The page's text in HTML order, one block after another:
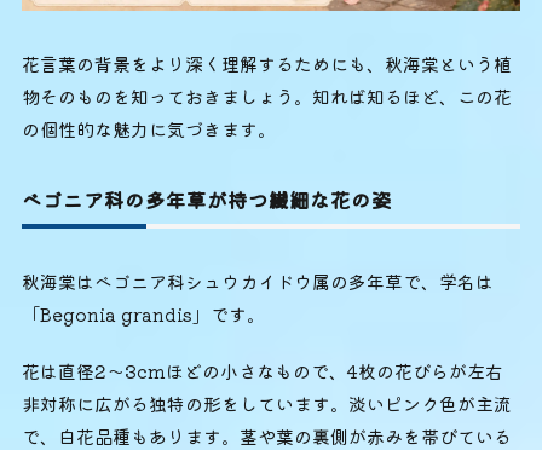
花言葉の背景をより深く理解するためにも、秋海棠という植
物そのものを知っておきましょう。知れば知るほど、この花
の個性的な魅力に気づきます。
ベゴニア科の多年草が持つ繊細な花の姿
秋海棠はベゴニア科シュウカイドウ属の多年草で、学名は
「Begonia grandis」です。
花は直径2〜3cmほどの小さなもので、4枚の花びらが左右
非対称に広がる独特の形をしています。淡いピンク色が主流
で、白花品種もあります。茎や葉の裏側が赤みを帯びている